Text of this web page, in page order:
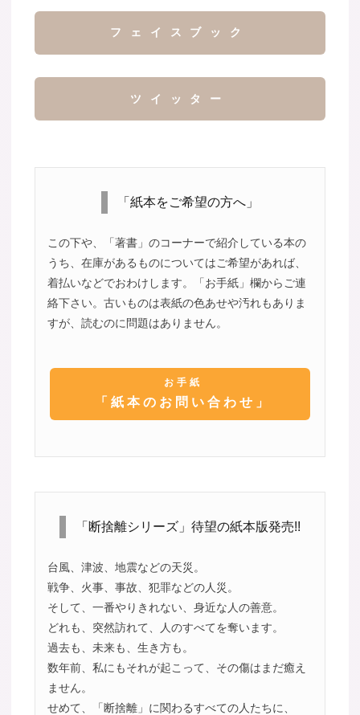
フェイスブック
ツイッター
「紙本をご希望の方へ」
この下や、「著書」のコーナーで紹介している本の
うち、在庫があるものについてはご希望があれば、
着払いなどでおわけします。「お手紙」欄からご連
絡下さい。古いものは表紙の色あせや汚れもありま
すが、読むのに問題はありません。
お手紙
「紙本のお問い合わせ」
「断捨離シリーズ」待望の紙本版発売!!
台風、津波、地震などの天災。
戦争、火事、事故、犯罪などの人災。
そして、一番やりきれない、身近な人の善意。
どれも、突然訪れて、人のすべてを奪います。
過去も、未来も、生き方も。
数年前、私にもそれが起こって、その傷はまだ癒え
ません。
せめて、「断捨離」に関わるすべての人たちに、